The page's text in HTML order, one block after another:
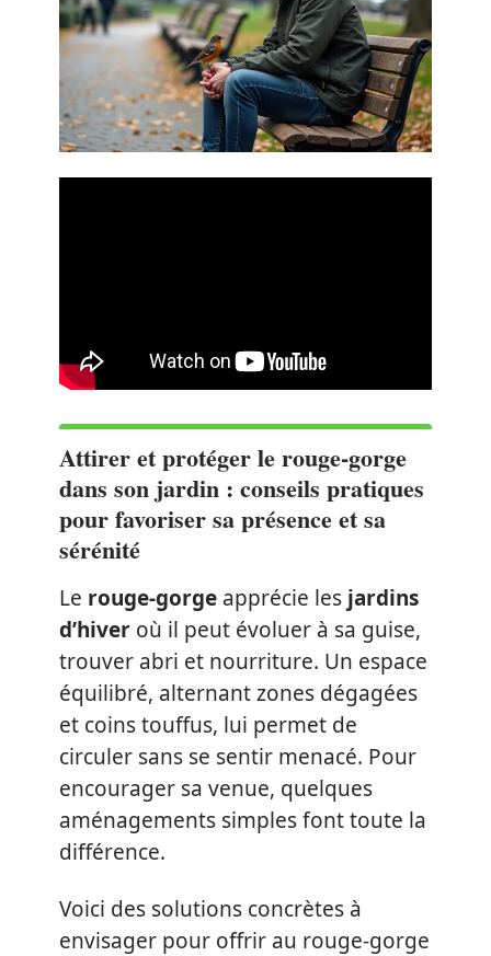
Attirer et protéger le rouge-gorge
dans son jardin : conseils pratiques
pour favoriser sa présence et sa
sérénité
Le rouge-gorge apprécie les jardins
d’hiver où il peut évoluer à sa guise,
trouver abri et nourriture. Un espace
équilibré, alternant zones dégagées
et coins touffus, lui permet de
circuler sans se sentir menacé. Pour
encourager sa venue, quelques
aménagements simples font toute la
différence.
Voici des solutions concrètes à
envisager pour offrir au rouge-gorge